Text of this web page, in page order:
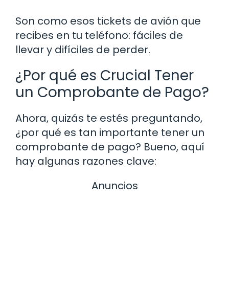
Son como esos tickets de avión que
recibes en tu teléfono: fáciles de
llevar y difíciles de perder.
¿Por qué es Crucial Tener
un Comprobante de Pago?
Ahora, quizás te estés preguntando,
¿por qué es tan importante tener un
comprobante de pago? Bueno, aquí
hay algunas razones clave:
Anuncios